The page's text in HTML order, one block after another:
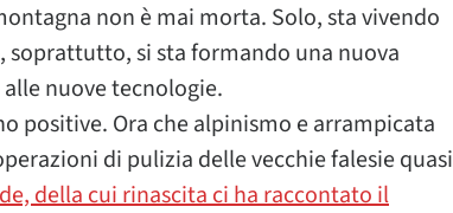
non è mai morta. Solo, sta vivendo
soprattutto, si sta formando una nuova
nuove tecnologie.
positive. Ora che alpinismo e arrampicata
di pulizia delle vecchie falesie quasi
della cui rinascita ci ha raccontato il